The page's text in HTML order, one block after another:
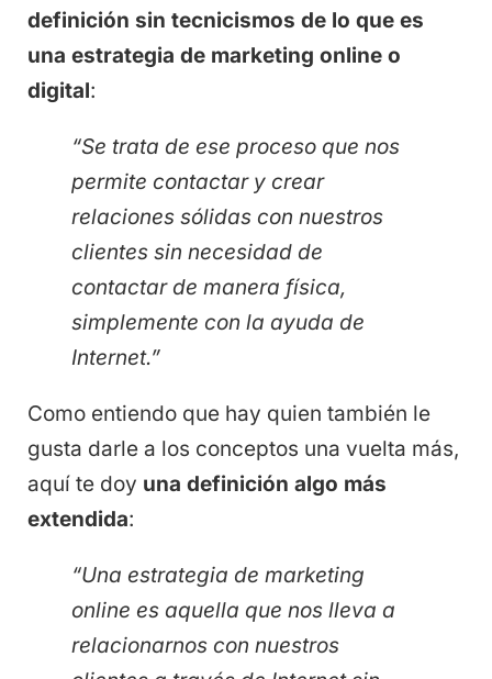
definición sin tecnicismos de lo que es
una estrategia de marketing online o
digital:
“Se trata de ese proceso que nos
permite contactar y crear
relaciones sólidas con nuestros
clientes sin necesidad de
contactar de manera física,
simplemente con la ayuda de
Internet.”
Como entiendo que hay quien también le
gusta darle a los conceptos una vuelta más,
aquí te doy una definición algo más
extendida:
“Una estrategia de marketing
online es aquella que nos lleva a
relacionarnos con nuestros